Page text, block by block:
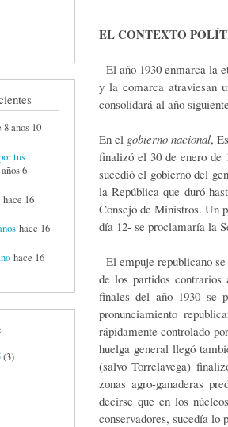
8 años 10
tus
6
hace 16
hace 16
hace 16
(3)
EL CONTEXTO
El año 1930 enmarca la
y la comarca atraviesan
consolidará al año
En el gobierno nacional,
finalizó el 30 de enero de
sucedió el gobierno del
la República que duró
Consejo de Ministros. Un
día 12- se proclamaría la
El empuje republicano
de los partidos
finales del año 1930 se
pronunciamiento
rápidamente controlado
huelga general llegó
(salvo Torrelavega)
zonas agro-ganaderas
decirse que en los
conservadores, sucedía lo